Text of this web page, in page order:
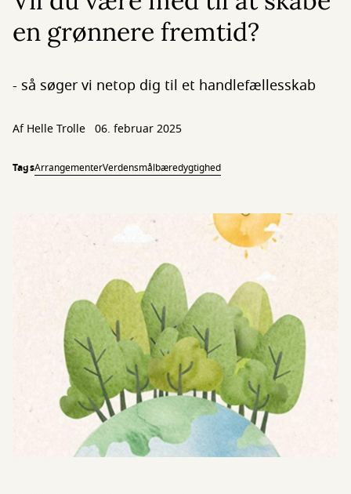
en grønnere fremtid?
- så søger vi netop dig til et handlefællesskab
AfHelle Trolle 06. februar 2025
TagsArrangementerVerdensmålbæredygtighed